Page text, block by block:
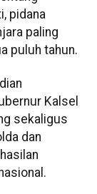
pidana
paling
puluh tahun.
Kalsel
sekaligus
dan